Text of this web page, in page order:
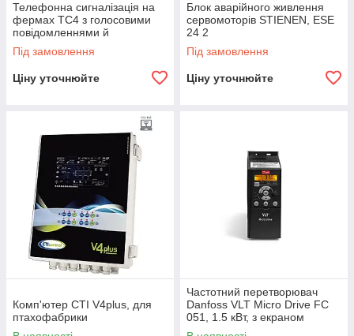
Телефонна сигналізація на
фермах TC4 з голосовими
повідомленнями й
акумулятором
Під замовлення
Ціну уточнюйте
Блок аварійного живлення
сервомоторів STIENEN, ESE
24 2
Під замовлення
Ціну уточнюйте
Комп'ютер CTI V4plus, для
птахофабрики
Частотний перетворювач
Danfoss VLT Micro Drive FC
051, 1.5 кВт, з екраном